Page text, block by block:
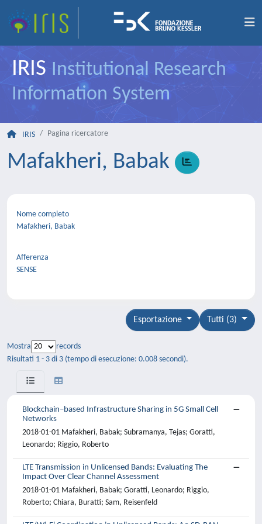
IRIS Institutional Research
Information System
IRIS Pagina ricercatore
Mafakheri, Babak
Nome completo
Mafakheri, Babak
Afferenza
SENSE
Tutti (3)
Esportazione
Mostra
records
Risultati 1 - 3 di 3 (tempo di esecuzione: 0.008 secondi).
Blockchain–based Infrastructure Sharing in 5G Small Cell
Networks
2018-01-01 Mafakheri, Babak; Subramanya, Tejas; Goratti,
Leonardo; Riggio, Roberto
LTE Transmission in Unlicensed Bands: Evaluating The
Impact Over Clear Channel Assessment
2018-01-01 Mafakheri, Babak; Goratti, Leonardo; Riggio,
Roberto; Chiara, Buratti; Sam, Reisenfeld